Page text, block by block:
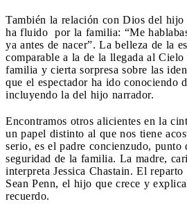
También la relación con Dios del hijo
ha fluido por la familia: “Me
ya antes de nacer”. La belleza de la
comparable a la de la llegada al
familia y cierta sorpresa sobre las
que el espectador ha ido conociendo
incluyendo la del hijo narrador.
Encontramos otros alicientes en la
un papel distinto al que nos tiene
serio, es el padre concienzudo, punto
seguridad de la familia. La madre,
interpreta Jessica Chastain. El
Sean Penn, el hijo que crece y
recuerdo.